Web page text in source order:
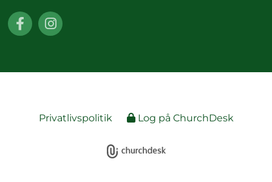
Privatlivspolitik Log på ChurchDesk